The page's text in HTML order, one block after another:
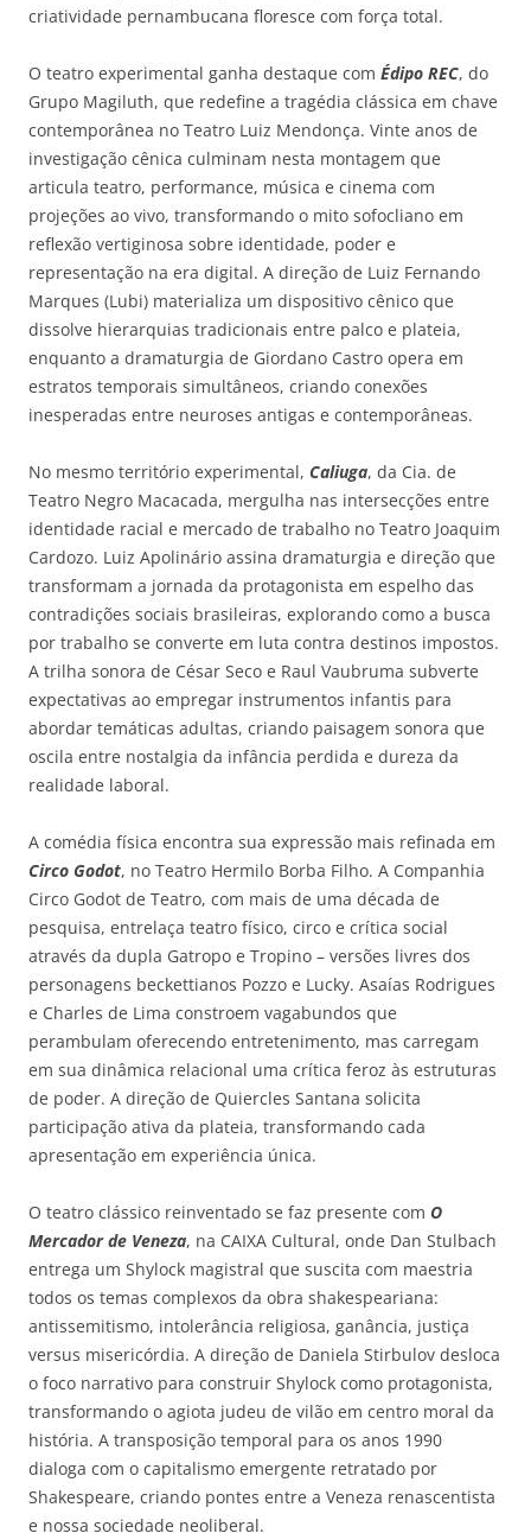
criatividade pernambucana floresce com força total.
O teatro experimental ganha destaque com Édipo REC, do
Grupo Magiluth, que redefine a tragédia clássica em chave
contemporânea no Teatro Luiz Mendonça. Vinte anos de
investigação cênica culminam nesta montagem que
articula teatro, performance, música e cinema com
projeções ao vivo, transformando o mito sofocliano em
reflexão vertiginosa sobre identidade, poder e
representação na era digital. A direção de Luiz Fernando
Marques (Lubi) materializa um dispositivo cênico que
dissolve hierarquias tradicionais entre palco e plateia,
enquanto a dramaturgia de Giordano Castro opera em
estratos temporais simultâneos, criando conexões
inesperadas entre neuroses antigas e contemporâneas.
No mesmo território experimental, Caliuga, da Cia. de
Teatro Negro Macacada, mergulha nas intersecções entre
identidade racial e mercado de trabalho no Teatro Joaquim
Cardozo. Luiz Apolinário assina dramaturgia e direção que
transformam a jornada da protagonista em espelho das
contradições sociais brasileiras, explorando como a busca
por trabalho se converte em luta contra destinos impostos.
A trilha sonora de César Seco e Raul Vaubruma subverte
expectativas ao empregar instrumentos infantis para
abordar temáticas adultas, criando paisagem sonora que
oscila entre nostalgia da infância perdida e dureza da
realidade laboral.
A comédia física encontra sua expressão mais refinada em
Circo Godot, no Teatro Hermilo Borba Filho. A Companhia
Circo Godot de Teatro, com mais de uma década de
pesquisa, entrelaça teatro físico, circo e crítica social
através da dupla Gatropo e Tropino – versões livres dos
personagens beckettianos Pozzo e Lucky. Asaías Rodrigues
e Charles de Lima constroem vagabundos que
perambulam oferecendo entretenimento, mas carregam
em sua dinâmica relacional uma crítica feroz às estruturas
de poder. A direção de Quiercles Santana solicita
participação ativa da plateia, transformando cada
apresentação em experiência única.
O teatro clássico reinventado se faz presente com O
Mercador de Veneza, na CAIXA Cultural, onde Dan Stulbach
entrega um Shylock magistral que suscita com maestria
todos os temas complexos da obra shakespeariana:
antissemitismo, intolerância religiosa, ganância, justiça
versus misericórdia. A direção de Daniela Stirbulov desloca
o foco narrativo para construir Shylock como protagonista,
transformando o agiota judeu de vilão em centro moral da
história. A transposição temporal para os anos 1990
dialoga com o capitalismo emergente retratado por
Shakespeare, criando pontes entre a Veneza renascentista
e nossa sociedade neoliberal.